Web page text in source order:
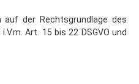
der Rechtsgrundlage des
Art. 15 bis 22 DSGVO und